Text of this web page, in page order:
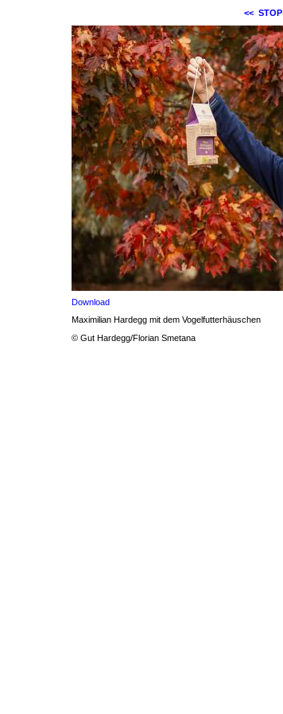
<< STOP
Download
Maximilian Hardegg mit dem Vogelfutterhäuschen
© Gut Hardegg/Florian Smetana